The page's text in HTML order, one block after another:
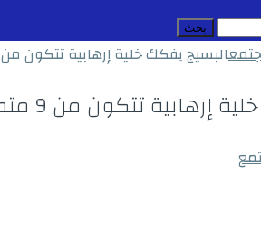
البسيج يفكك خلية إرهابية تتكون من 9 متطرفين بطنجة ..
تتكون من 9 متطرفين بطنجة ..